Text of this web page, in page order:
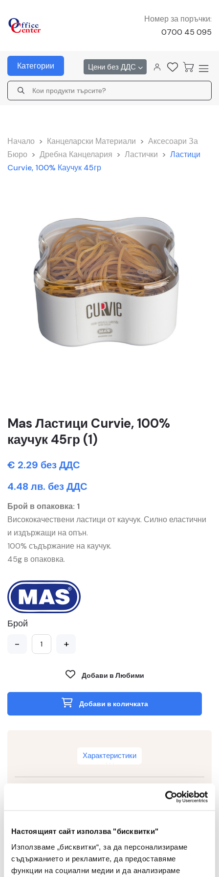
Настоящият сайт използва "бисквитки"
Използваме „бисквитки“, за да персонализираме
съдържанието и рекламите, да предоставяме
функции на социални медии и да анализираме
Номер за поръчки:
0700 45 095
Категории Цени без ДДС
Начало > Канцеларски Материали > Аксесоари За
Бюро > Дребна Канцелария > Ластички > Ластици
Curvie, 100% Каучук 45гр
Mas Ластици Curvie, 100%
каучук 45гр (1)
€ 2.29 без ДДС
4.48 лв. без ДДС
Брой в опаковка: 1
Висококачествени ластици от каучук. Силно еластични
и издържащи на опън.
100% съдържание на каучук.
45g в опаковка.
Брой
- +
Добави в Любими
Добави в количката
Характеристики
Тип Ластици
Цвят Жълт
Материал Каучук